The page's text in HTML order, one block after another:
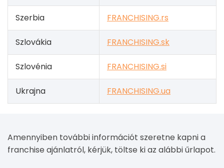
Szerbia FRANCHISING.rs
Szlovákia FRANCHISING.sk
Szlovénia FRANCHISING.si
Ukrajna FRANCHISING.ua
Amennyiben további információt szeretne kapni a
franchise ajánlatról, kérjük, töltse ki az alábbi űrlapot.